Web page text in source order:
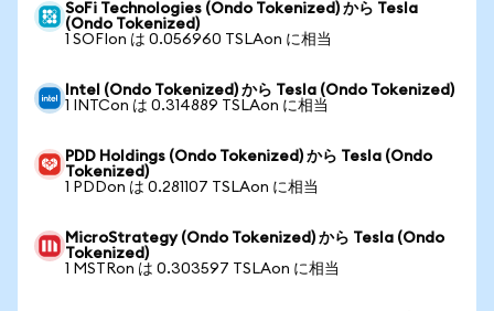
SoFi Technologies (Ondo Tokenized) から Tesla
(Ondo Tokenized)
1 SOFIon は 0.056960 TSLAon に相当
Intel (Ondo Tokenized) から Tesla (Ondo Tokenized)
1 INTCon は 0.314889 TSLAon に相当
PDD Holdings (Ondo Tokenized) から Tesla (Ondo
Tokenized)
1 PDDon は 0.281107 TSLAon に相当
MicroStrategy (Ondo Tokenized) から Tesla (Ondo
Tokenized)
1 MSTRon は 0.303597 TSLAon に相当